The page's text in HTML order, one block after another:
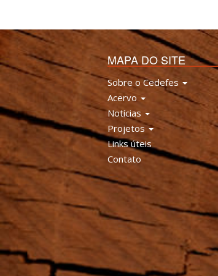
MAPA DO SITE
Sobre o Cedefes
Acervo
Notícias
Projetos
Links úteis
Contato